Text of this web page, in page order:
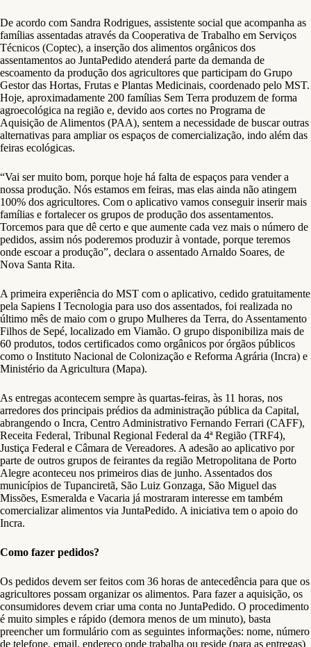
De acordo com Sandra Rodrigues, assistente social que acompanha as
famílias assentadas através da Cooperativa de Trabalho em Serviços
Técnicos (Coptec), a inserção dos alimentos orgânicos dos
assentamentos ao JuntaPedido atenderá parte da demanda de
escoamento da produção dos agricultores que participam do Grupo
Gestor das Hortas, Frutas e Plantas Medicinais, coordenado pelo MST.
Hoje, aproximadamente 200 famílias Sem Terra produzem de forma
agroecológica na região e, devido aos cortes no Programa de
Aquisição de Alimentos (PAA), sentem a necessidade de buscar outras
alternativas para ampliar os espaços de comercialização, indo além das
feiras ecológicas.
“Vai ser muito bom, porque hoje há falta de espaços para vender a
nossa produção. Nós estamos em feiras, mas elas ainda não atingem
100% dos agricultores. Com o aplicativo vamos conseguir inserir mais
famílias e fortalecer os grupos de produção dos assentamentos.
Torcemos para que dê certo e que aumente cada vez mais o número de
pedidos, assim nós poderemos produzir à vontade, porque teremos
onde escoar a produção”, declara o assentado Arnaldo Soares, de
Nova Santa Rita.
A primeira experiência do MST com o aplicativo, cedido gratuitamente
pela Sapiens I Tecnologia para uso dos assentados, foi realizada no
último mês de maio com o grupo Mulheres da Terra, do Assentamento
Filhos de Sepé, localizado em Viamão. O grupo disponibiliza mais de
60 produtos, todos certificados como orgânicos por órgãos públicos
como o Instituto Nacional de Colonização e Reforma Agrária (Incra) e
Ministério da Agricultura (Mapa).
As entregas acontecem sempre às quartas-feiras, às 11 horas, nos
arredores dos principais prédios da administração pública da Capital,
abrangendo o Incra, Centro Administrativo Fernando Ferrari (CAFF),
Receita Federal, Tribunal Regional Federal da 4ª Região (TRF4),
Justiça Federal e Câmara de Vereadores. A adesão ao aplicativo por
parte de outros grupos de feirantes da região Metropolitana de Porto
Alegre aconteceu nos primeiros dias de junho. Assentados dos
municípios de Tupanciretã, São Luiz Gonzaga, São Miguel das
Missões, Esmeralda e Vacaria já mostraram interesse em também
comercializar alimentos via JuntaPedido. A iniciativa tem o apoio do
Incra.
Como fazer pedidos?
Os pedidos devem ser feitos com 36 horas de antecedência para que os
agricultores possam organizar os alimentos. Para fazer a aquisição, os
consumidores devem criar uma conta no JuntaPedido. O procedimento
é muito simples e rápido (demora menos de um minuto), basta
preencher um formulário com as seguintes informações: nome, número
de telefone, email, endereço onde trabalha ou reside (para as entregas)